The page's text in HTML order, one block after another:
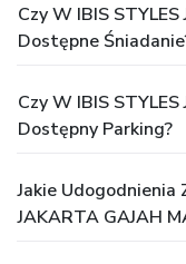
Czy W IBIS
Dostępne
Czy W IBIS
Dostępny Parking?
Jakie Udogodnienia
JAKARTA GAJAH